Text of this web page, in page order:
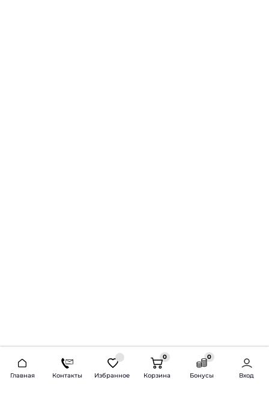
Главная Контакты Избранное
0
Корзина
0
Бонусы Вход
2026 © Продажа и установка автозвука.
Доставка по всей России и СНГ